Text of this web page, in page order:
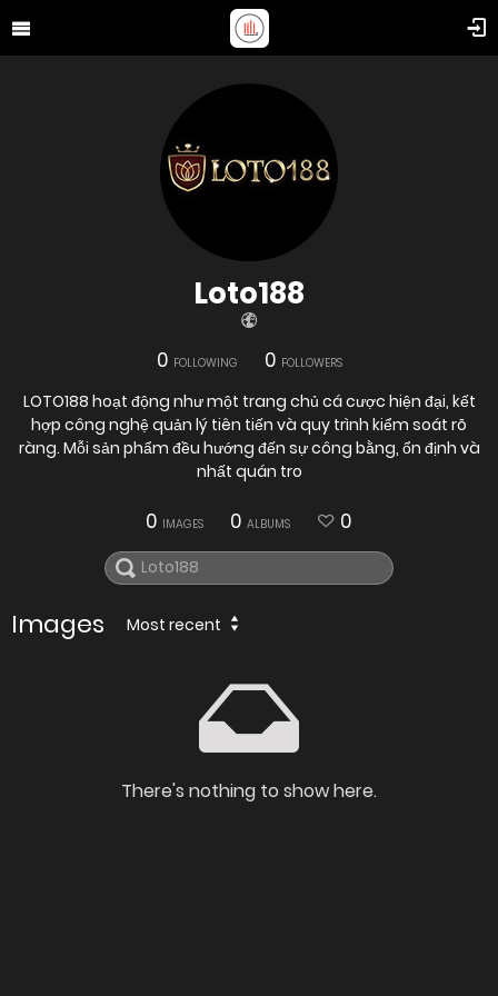
Loto188
0 FOLLOWING 0 FOLLOWERS
LOTO188 hoạt động như một trang chủ cá cược hiện đại, kết
hợp công nghệ quản lý tiên tiến và quy trình kiểm soát rõ
ràng. Mỗi sản phẩm đều hướng đến sự công bằng, ổn định và
nhất quán tro
0 IMAGES 0 ALBUMS 0
Images Most recent
There's nothing to show here.